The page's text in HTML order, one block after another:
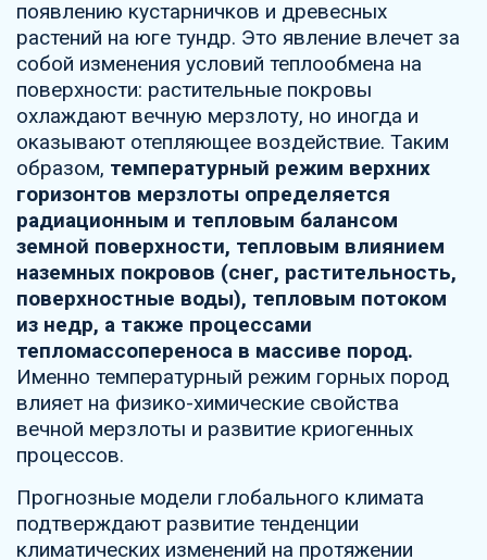
появлению кустарничков и древесных
растений на юге тундр. Это явление влечет за
собой изменения условий теплообмена на
поверхности: растительные покровы
охлаждают вечную мерзлоту, но иногда и
оказывают отепляющее воздействие. Таким
образом, температурный режим верхних
горизонтов мерзлоты определяется
радиационным и тепловым балансом
земной поверхности, тепловым влиянием
наземных покровов (снег, растительность,
поверхностные воды), тепловым потоком
из недр, а также процессами
тепломассопереноса в массиве пород.
Именно температурный режим горных пород
влияет на физико-химические свойства
вечной мерзлоты и развитие криогенных
процессов.
Прогнозные модели глобального климата
подтверждают развитие тенденции
климатических изменений на протяжении